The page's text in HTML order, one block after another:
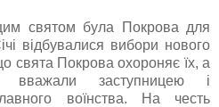
святом була Покрова для
відбувалися вибори нового
свята Покрова охороняє їх, а
вважали заступницею і
воїнства. На честь